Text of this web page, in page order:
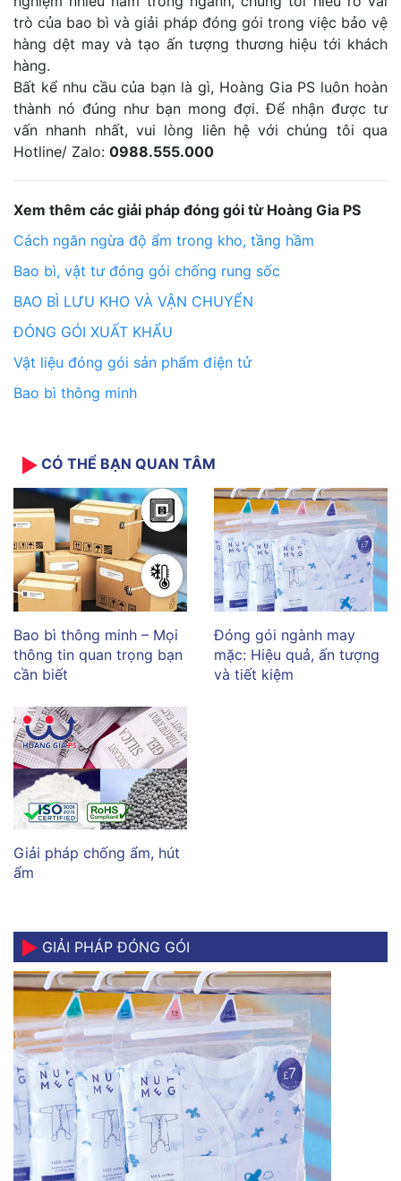
trò của bao bì và giải pháp đóng gói trong việc bảo vệ
hàng dệt may và tạo ấn tượng thương hiệu tới khách
hàng.
Bất kể nhu cầu của bạn là gì, Hoàng Gia PS luôn hoàn
thành nó đúng như bạn mong đợi. Để nhận được tư
vấn nhanh nhất, vui lòng liên hệ với chúng tôi qua
Hotline/ Zalo: 0988.555.000
Xem thêm các giải pháp đóng gói từ Hoàng Gia PS
Cách ngăn ngừa độ ẩm trong kho, tầng hầm
Bao bì, vật tư đóng gói chống rung sốc
BAO BÌ LƯU KHO VÀ VẬN CHUYỂN
ĐÓNG GÓI XUẤT KHẨU
Vật liệu đóng gói sản phẩm điện tử
Bao bì thông minh
CÓ THỂ BẠN QUAN TÂM
Bao bì thông minh – Mọi
thông tin quan trọng bạn
cần biết
Đóng gói ngành may
mặc: Hiệu quả, ấn tượng
và tiết kiệm
Giải pháp chống ẩm, hút
ẩm
GIẢI PHÁP ĐÓNG GÓI